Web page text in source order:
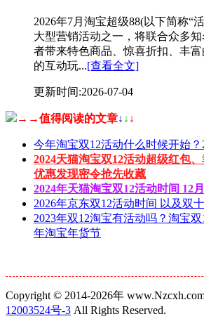
2026年7月淘宝超级88(以下简称“
大型营销活动之一，将联合众多
者带来特色商品、惊喜折扣、丰
的互动玩...[查看全文]
更新时间:2026-07-04
→→值得阅读的文章↓ ↓ ↓
今年淘宝双12活动什么时候开始
2024天猫淘宝双12活动超级红包
优惠发现密令抢先收藏
2024年天猫淘宝双12活动时间 12
2026年京东双12活动时间 以及双
2023年双12淘宝有活动吗？淘宝
年淘宝年货节
Copyright © 2014-2026年
12003524号-3 All Rights Reserved.